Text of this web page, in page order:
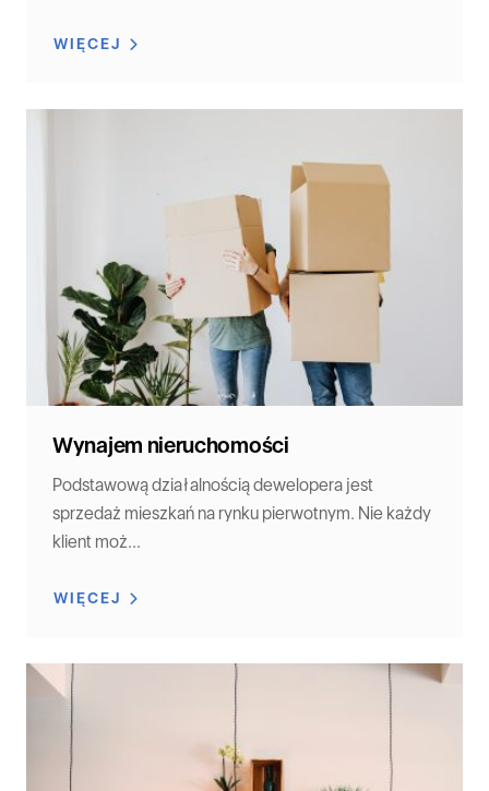
WIĘCEJ
Wynajem nieruchomości
Podstawową działalnością dewelopera jest
sprzedaż mieszkań na rynku pierwotnym. Nie każdy
klient moż...
WIĘCEJ